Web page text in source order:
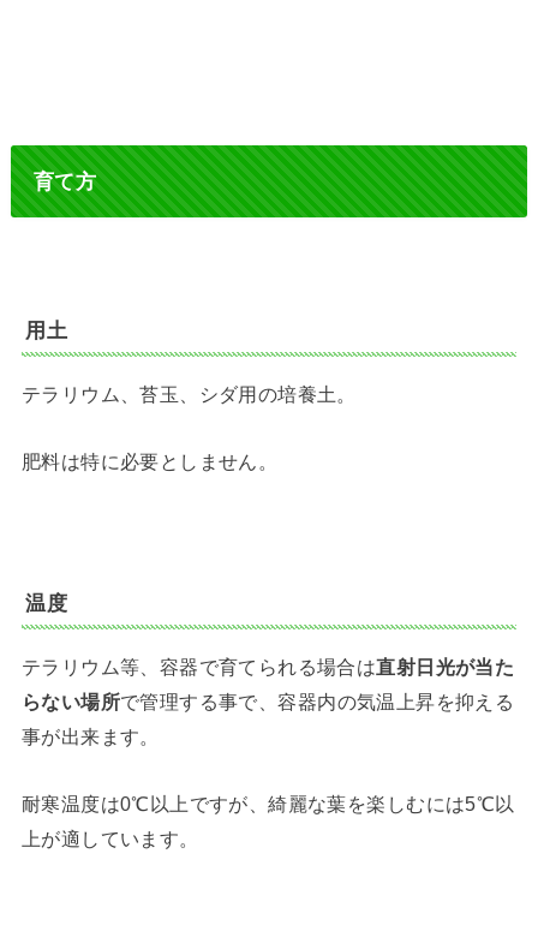
育て方
用土
テラリウム、苔玉、シダ用の培養土。
肥料は特に必要としません。
温度
テラリウム等、容器で育てられる場合は直射日光が当た
らない場所で管理する事で、容器内の気温上昇を抑える
事が出来ます。
耐寒温度は0℃以上ですが、綺麗な葉を楽しむには5℃以
上が適しています。